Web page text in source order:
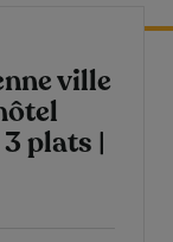
ville
plats |